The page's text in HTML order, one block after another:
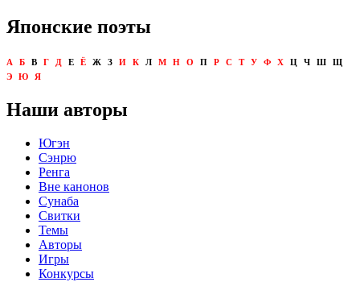
Японские поэты
А Б В Г Д Е Ё Ж З И К Л М Н О П Р С Т У Ф Х Ц Ч Ш
Щ
Э
Ю Я
Наши авторы
Югэн
Сэнрю
Ренга
Вне канонов
Сунаба
Свитки
Темы
Авторы
Игры
Конкурсы